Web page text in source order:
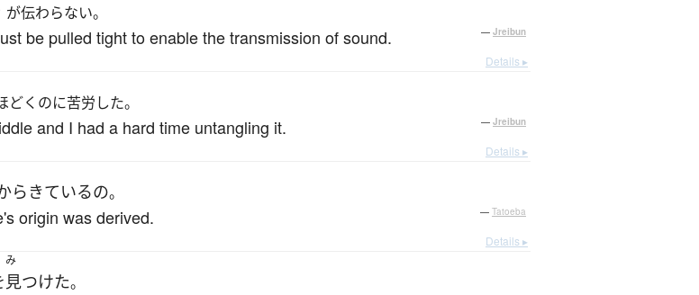
が伝わらない。
be pulled tight to enable the transmission of sound. — Jreibun
Details ▸
くのに苦労した。
and I had a hard time untangling it. — Jreibun
Details ▸
ら きているの。
origin was derived. — Tatoeba
Details ▸
み
見つけた。